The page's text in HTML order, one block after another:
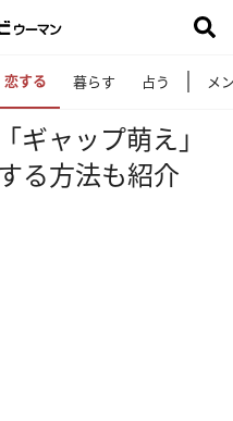
恋する 暮らす 占う メ
ギャップ萌え」
る方法も紹介